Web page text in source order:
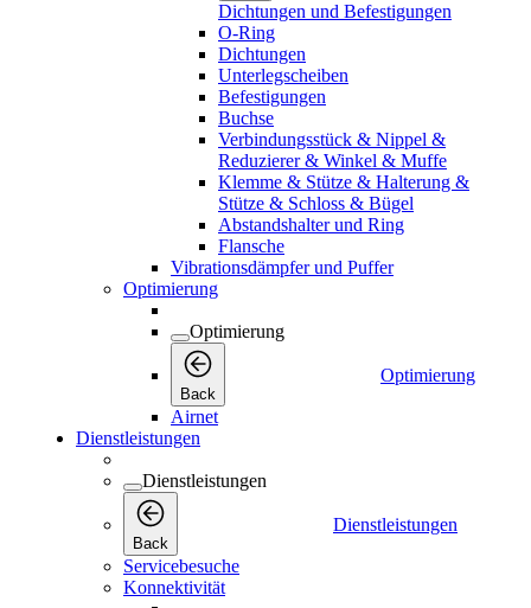
Dichtungen und Befestigungen
O-Ring
Dichtungen
Unterlegscheiben
Befestigungen
Buchse
Verbindungsstück & Nippel &
Reduzierer & Winkel & Muffe
Klemme & Stütze & Halterung &
Stütze & Schloss & Bügel
Abstandshalter und Ring
Flansche
Vibrationsdämpfer und Puffer
Optimierung
Optimierung
Back
Optimierung
Airnet
Dienstleistungen
Dienstleistungen
Back
Dienstleistungen
Servicebesuche
Konnektivität